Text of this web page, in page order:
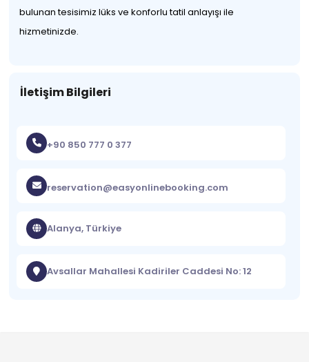
bulunan tesisimiz lüks ve konforlu tatil anlayışı ile
hizmetinizde.
İletişim Bilgileri
+90 850 777 0 377
reservation@easyonlinebooking.com
Alanya, Türkiye
Avsallar Mahallesi Kadiriler Caddesi No: 12